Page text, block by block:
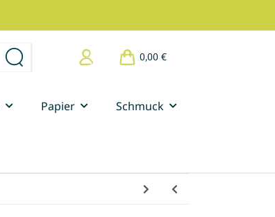
0,00 €
Papier Schmuck